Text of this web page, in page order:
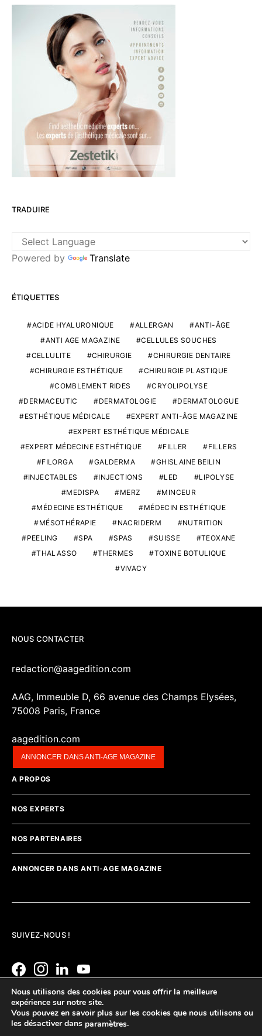
TRADUIRE
Powered by Translate
ÉTIQUETTES
ACIDE HYALURONIQUE ALLERGAN
ANTI-ÂGE
ANTI AGE MAGAZINE
CELLULES SOUCHES
CELLULITE
CHIRURGIE
CHIRURGIE DENTAIRE
CHIRURGIE ESTHÉTIQUE
CHIRURGIE PLASTIQUE
COMBLEMENT RIDES
CRYOLIPOLYSE
DERMACEUTIC
DERMATOLOGIE
DERMATOLOGUE
ESTHÉTIQUE MÉDICALE
EXPERT ANTI-ÂGE MAGAZINE
EXPERT ESTHÉTIQUE MÉDICALE
EXPERT MÉDECINE ESTHÉTIQUE
FILLER
FILLERS
FILORGA
GALDERMA
GHISLAINE BEILIN
INJECTABLES
INJECTIONS LED
LIPOLYSE
MEDISPA
MERZ
MINCEUR
MÉDECINE ESTHÉTIQUE
MÉDECIN ESTHÉTIQUE
MÉSOTHÉRAPIE
NACRIDERM
NUTRITION
PEELING
SPA SPAS SUISSE
TEOXANE
THALASSO
THERMES
TOXINE BOTULIQUE
VIVACY
NOUS CONTACTER
redaction@aagedition.com
AAG, Immeuble D, 66 avenue des Champs Elysées,
75008 Paris, France
aagedition.com
ANNONCER DANS ANTI-AGE MAGAZINE
A PROPOS
NOS EXPERTS
NOS PARTENAIRES
ANNONCER DANS ANTI-AGE MAGAZINE
SUIVEZ-NOUS !
Nous utilisons des cookies pour vous offrir la meilleure
expérience sur notre site.
Vous pouvez en savoir plus sur les cookies que nous utilisons ou
les désactiver dans paramètres.